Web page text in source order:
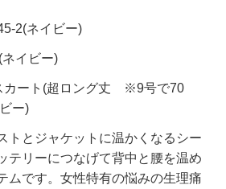
2(ネイビー)
イビー)
カート(超ロング丈 ※9号で70
ー)
トとジャケットに温かくなるシー
テリーにつなげて背中と腰を温め
ムです。女性特有の悩みの生理痛